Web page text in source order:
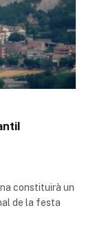
constituirà un
de la festa